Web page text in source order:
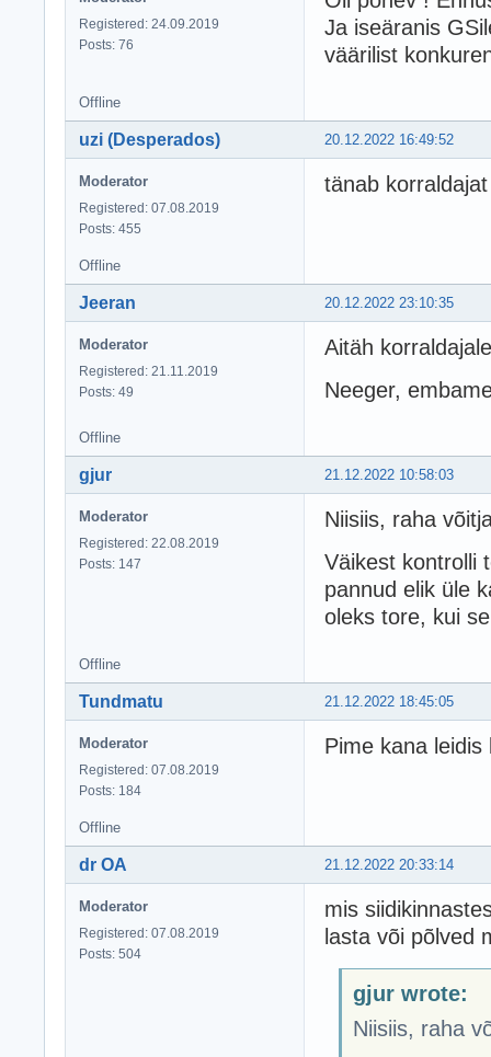
Registered: 24.09.2019
Posts: 76
Ja iseäranis
väärilist
Offline
20.12.2022 16:49:52
uzi (Desperados)
Moderator
Registered: 07.08.2019
Posts: 455
tänab korraldajat
Offline
20.12.2022 23:10:35
Jeeran
Moderator
Registered: 21.11.2019
Posts: 49
Aitäh
Neeger,
Offline
21.12.2022 10:58:03
gjur
Moderator
Registered: 22.08.2019
Posts: 147
Niisiis, raha
Väikest kontrolli
pannud elik üle
oleks tore, kui
Offline
21.12.2022 18:45:05
Tundmatu
Moderator
Registered: 07.08.2019
Posts: 184
Pime kana
Offline
21.12.2022 20:33:14
dr OA
Moderator
Registered: 07.08.2019
Posts: 504
mis
lasta või põlved
gjur wrote:
Niisiis, raha